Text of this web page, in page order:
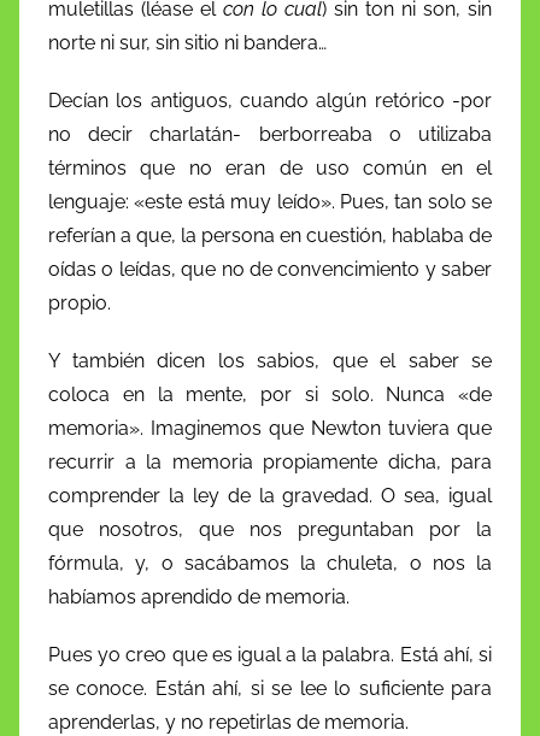
muletillas (léase el con lo cual) sin ton ni son, sin
norte ni sur, sin sitio ni bandera…
Decían los antiguos, cuando algún retórico -por
no decir charlatán- berborreaba o utilizaba
términos que no eran de uso común en el
lenguaje: «este está muy leído». Pues, tan solo se
referían a que, la persona en cuestión, hablaba de
oídas o leídas, que no de convencimiento y saber
propio.
Y también dicen los sabios, que el saber se
coloca en la mente, por si solo. Nunca «de
memoria». Imaginemos que Newton tuviera que
recurrir a la memoria propiamente dicha, para
comprender la ley de la gravedad. O sea, igual
que nosotros, que nos preguntaban por la
fórmula, y, o sacábamos la chuleta, o nos la
habíamos aprendido de memoria.
Pues yo creo que es igual a la palabra. Está ahí, si
se conoce. Están ahí, si se lee lo suficiente para
aprenderlas, y no repetirlas de memoria.